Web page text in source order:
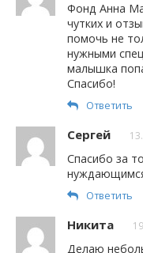
Фонд Анна
чутких и
помочь не
нужными
малышка
Спасибо!
Ответить
Сергей
Спасибо за
Ответить
Никита
Делаю